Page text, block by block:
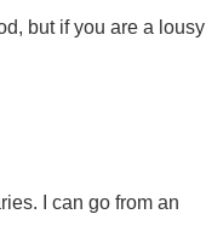
but if you are a lousy
I can go from an